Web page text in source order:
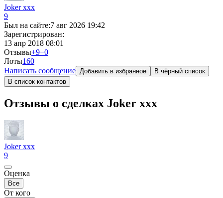
Joker xxx
9
Был на сайте:7 авг 2026 19:42
Зарегистрирован:
13 апр 2018 08:01
Отзывы+9−0
Лоты160
Написать сообщение Добавить в избранное
В чёрный список
В список контактов
Отзывы о сделках Joker xxx
Joker xxx
9
Оценка
Все
От кого